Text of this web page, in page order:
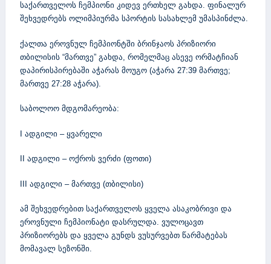
საქართველოს ჩემპიონი კიდევ ერთხელ გახდა. ფინალურ
შეხვედრებს ოლიმპიურმა სპორტის სასახლემ უმასპინძლა.
ქალთა ეროვნულ ჩემპიონტში ბრინჯაოს პრიზიორი
თბილისის “მართვე” გახდა, რომელმაც ასევე ორმატჩიან
დაპირისპირებაში აჭარას მოუგო (აჭარა 27:39 მართვე;
მართვე 27:28 აჭარა).
საბოლოო მდგომარეობა:
I ადგილი – ყვარელი
II ადგილი – ოქროს ვერძი (ფოთი)
III ადგილი – მართვე (თბილისი)
ამ შეხვედრებით საქართველოს ყველა ასაკობრივი და
ეროვნული ჩემპიონატი დასრულდა. ვულოცავთ
პრიზიორებს და ყველა გუნდს ვუსურვებთ წარმატებას
მომავალ სეზონში.